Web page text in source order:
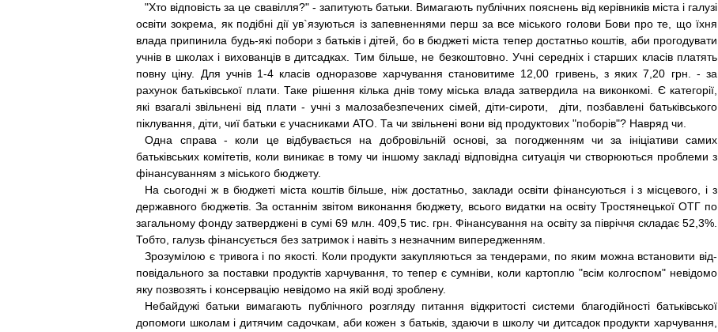
"Хто відповість за це свавілля?" - запитують батьки. Вимагають пуб­лічних пояснень від керівників міста і галузі
освіти зокрема, як подібні дії ув`язуються із запевненнями перш за все міського голови Бови про те, що їхня
влада припинила будь-які побори з батьків і дітей, бо в бюджеті міста тепер достатньо коштів, аби прогодувати
учнів в школах і вихованців в дитсадках. Тим біль­ше, не безкоштовно. Учні середніх і старших класів платять
повну ціну. Для учнів 1-4 класів одноразове харчування становити­ме 12,00 гривень, з яких 7,20 грн. - за
рахунок батьківської плати. Та­ке рішення кілька днів тому міська влада затвердила на виконкомі. Є категорії,
які взагалі звільнені від плати - учні з малозабезпечених сімей, діти-сироти, діти, позбавлені батьківського
піклування, діти, чиї батьки є учасниками АТО. Та чи звільнені вони від продуктових "поборів"? Навряд чи.
Одна справа - коли це відбувається на добровільній основі, за погодженням чи за ініціативи самих
батьківських комітетів, коли виникає в тому чи іншому закладі відповідна ситуація чи створюються проблеми з
фінансуванням з місь­кого бюджету.
На сьогодні ж в бюджеті міста коштів біль­ше, ніж достатньо, заклади освіти фінансуються і з міс­це­вого, і з
державного бюджетів. За останнім звітом виконання бюджету, всього видатки на освіту Тростянецької ОТГ по
загальному фонду затверджені в сумі 69 млн. 409,5 тис. грн. Фінансування на освіту за півріччя складає 52,3%.
Тобто, галузь фінансується без затримок і навіть з незначним випередженням.
Зрозумілою є тривога і по якості. Коли продукти закупляються за тендерами, по яким мо­жна встановити від­
повідального за поставки продуктів харчування, то тепер є сумніви, коли картоплю "всім колгоспом" невідомо
яку позвозять і консервацію невідомо на якій воді зроблену.
Небайдужі батьки вимагають публічного розгляду питання відкритості системи благодійності батьківської
допомоги школам і дитячим садочкам, аби кожен з батьків, здаючи в школу чи дитсадок продукти харчування,